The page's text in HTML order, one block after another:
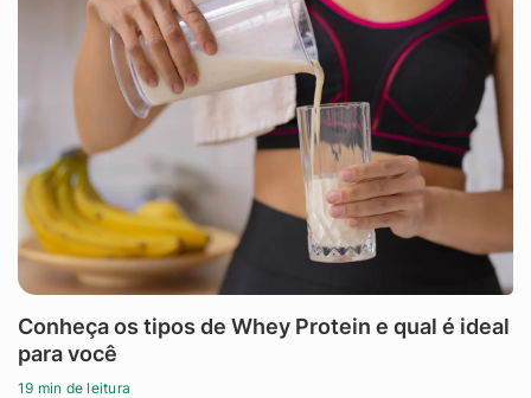
Conheça os tipos de Whey Protein e qual é ideal
para você
19 min de leitura